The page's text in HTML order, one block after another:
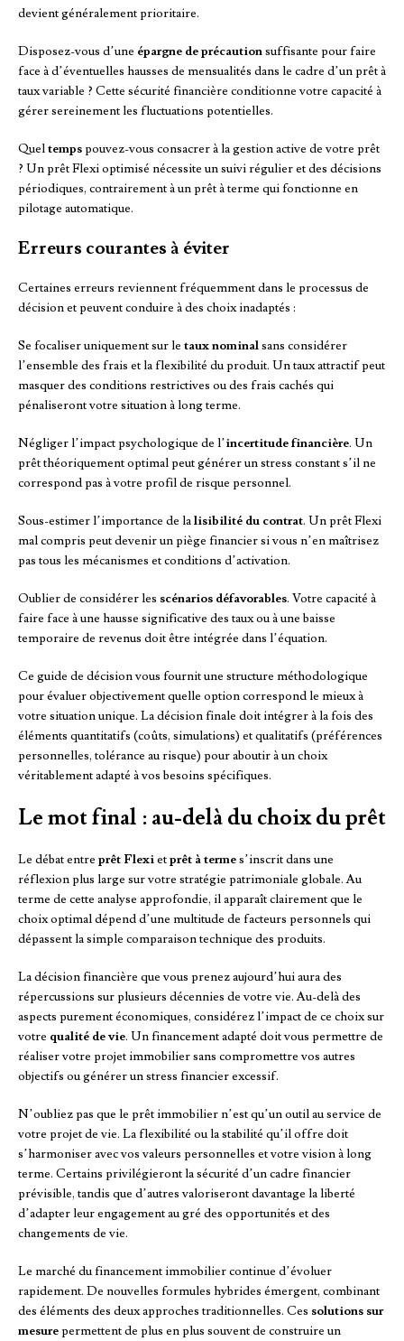
devient généralement prioritaire.
Disposez-vous d’une épargne de précautionsuffisante pour faire
face à d’éventuelles hausses de mensualités dans le cadre d’un prêt à
taux variable ? Cette sécurité financière conditionne votre capacité à
gérer sereinement les fluctuations potentielles.
Queltempspouvez-vous consacrer à la gestion active de votre prêt
? Un prêt Flexi optimisé nécessite un suivi régulier et des décisions
périodiques, contrairement à un prêt à terme qui fonctionne en
pilotage automatique.
Erreurs courantes à éviter
Certaines erreurs reviennent fréquemment dans le processus de
décision et peuvent conduire à des choix inadaptés :
Se focaliser uniquement sur le taux nominalsans considérer
l’ensemble des frais et la flexibilité du produit. Un taux attractif peut
masquer des conditions restrictives ou des frais cachés qui
pénaliseront votre situation à long terme.
Négliger l’impact psychologique de l’incertitude financière. Un
prêt théoriquement optimal peut générer un stress constant s’il ne
correspond pas à votre profil de risque personnel.
Sous-estimer l’importance de lalisibilité du contrat. Un prêt Flexi
mal compris peut devenir un piège financier si vous n’en maîtrisez
pas tous les mécanismes et conditions d’activation.
Oublier de considérer les scénarios défavorables. Votre capacité à
faire face à une hausse significative des taux ou à une baisse
temporaire de revenus doit être intégrée dans l’équation.
Ce guide de décision vous fournit une structure méthodologique
pour évaluer objectivement quelle option correspond le mieux à
votre situation unique. La décision finale doit intégrer à la fois des
éléments quantitatifs (coûts, simulations) et qualitatifs (préférences
personnelles, tolérance au risque) pour aboutir à un choix
véritablement adapté à vos besoins spécifiques.
Le mot final : au-delà du choix du prêt
Le débat entre prêt Flexietprêt à termes’inscrit dans une
réflexion plus large sur votre stratégie patrimoniale globale. Au
terme de cette analyse approfondie, il apparaît clairement que le
choix optimal dépend d’une multitude de facteurs personnels qui
dépassent la simple comparaison technique des produits.
La décision financière que vous prenez aujourd’hui aura des
répercussions sur plusieurs décennies de votre vie. Au-delà des
aspects purement économiques, considérez l’impact de ce choix sur
votre qualité de vie. Un financement adapté doit vous permettre de
réaliser votre projet immobilier sans compromettre vos autres
objectifs ou générer un stress financier excessif.
N’oubliez pas que le prêt immobilier n’est qu’un outil au service de
votre projet de vie. La flexibilité ou la stabilité qu’il offre doit
s’harmoniser avec vos valeurs personnelles et votre vision à long
terme. Certains privilégieront la sécurité d’un cadre financier
prévisible, tandis que d’autres valoriseront davantage la liberté
d’adapter leur engagement au gré des opportunités et des
changements de vie.
Le marché du financement immobilier continue d’évoluer
rapidement. De nouvelles formules hybrides émergent, combinant
des éléments des deux approches traditionnelles. Ces solutions sur
mesurepermettent de plus en plus souvent de construire un